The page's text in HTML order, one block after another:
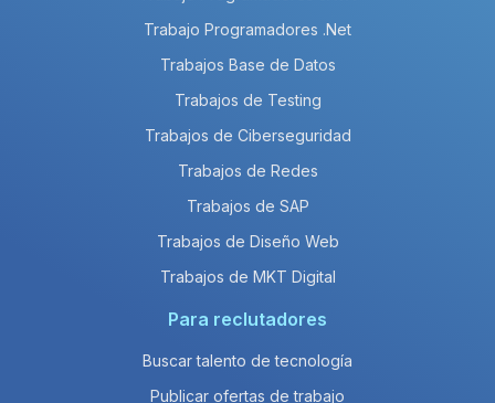
Trabajo Programadores .Net
Trabajos Base de Datos
Trabajos de Testing
Trabajos de Ciberseguridad
Trabajos de Redes
Trabajos de SAP
Trabajos de Diseño Web
Trabajos de MKT Digital
Para reclutadores
Buscar talento de tecnología
Publicar ofertas de trabajo